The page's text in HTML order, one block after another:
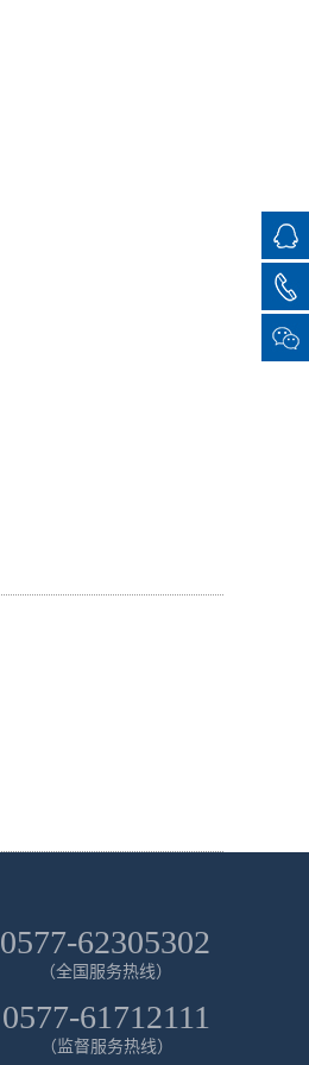
0577-62305302
（全国服务热线）
0577-61712111
（监督服务热线）